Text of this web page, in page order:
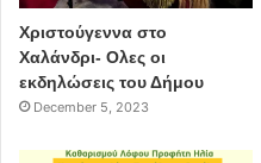
Χριστούγεννα στο
Χαλάνδρι- Ολες οι
εκδηλώσεις του Δήμου
December 5, 2023